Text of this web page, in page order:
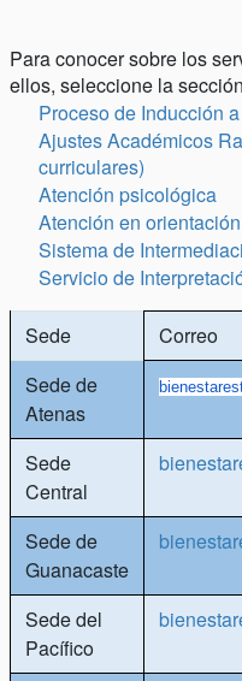
Para conocer sobre los
ellos, seleccione la
Proceso de Inducción
Ajustes Académicos
curriculares)
Atención psicológica
Atención en orientación
Sistema de
Servicio de
Sede
Correo
Sede de
Atenas
Sede
Central
Sede de
Guanacaste
Sede del
Pacífico